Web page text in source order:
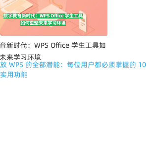
新时代：WPS Office 学生工具如
来学习环境
WPS 的全部潜能：每位用户都必须掌握的 10
用功能